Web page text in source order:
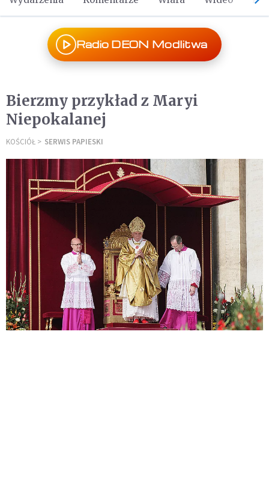
Radio DEON Modlitwa
Bierzmy przykład z Maryi
Niepokalanej
KOŚCIÓŁ SERWIS PAPIESKI